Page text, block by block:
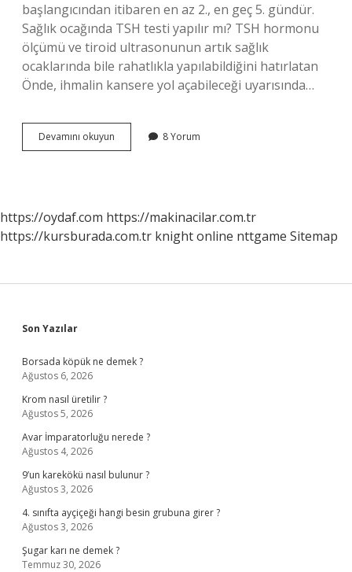
başlangıcından itibaren en az 2., en geç 5. gündür.
Sağlık ocağında TSH testi yapılır mı? TSH hormonu
ölçümü ve tiroid ultrasonunun artık sağlık
ocaklarında bile rahatlıkla yapılabildiğini hatırlatan
Önde, ihmalin kansere yol açabileceği uyarısında…
Devamını okuyun
Ocağı
8 Yorum
https://oydaf.com https://makinacilar.com.tr
https://kursburada.com.tr knight online nttgame Sitemap
Sidebar
Son Yazılar
Borsada köpük ne demek ?
Ağustos 6, 2026
Krom nasıl üretilir ?
Ağustos 5, 2026
Avar İmparatorluğu nerede ?
Ağustos 4, 2026
9’un karekökü nasıl bulunur ?
Ağustos 3, 2026
4. sınıfta ayçiçeği hangi besin grubuna girer ?
Ağustos 3, 2026
Şugar karı ne demek ?
Temmuz 30, 2026